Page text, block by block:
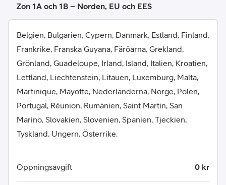
Zon 1A och 1B – Norden, EU och EES
Belgien, Bulgarien, Cypern, Danmark, Estland, Finland,
Frankrike, Franska Guyana, Färöarna, Grekland,
Grönland, Guadeloupe, Irland, Island, Italien, Kroatien,
Lettland, Liechtenstein, Litauen, Luxemburg, Malta,
Martinique, Mayotte, Nederländerna, Norge, Polen,
Portugal, Réunion, Rumänien, Saint Martin, San
Marino, Slovakien, Slovenien, Spanien, Tjeckien,
Tyskland, Ungern, Österrike.
Öppningsavgift 0 kr